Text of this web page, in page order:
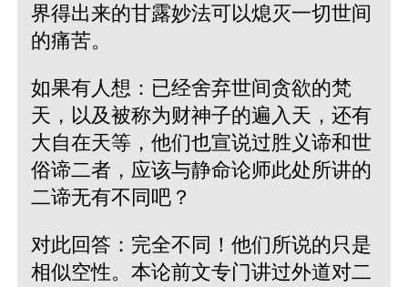
界得出来的甘露妙法可以熄灭一切世间
的痛苦。
如果有人想：已经舍弃世间贪欲的梵
天，以及被称为财神子的遍入天，还有
大自在天等，他们也宣说过胜义谛和世
俗谛二者，应该与静命论师此处所讲的
二谛无有不同吧？
对此回答：完全不同！他们所说的只是
相似空性。本论前文专门讲过外道对二